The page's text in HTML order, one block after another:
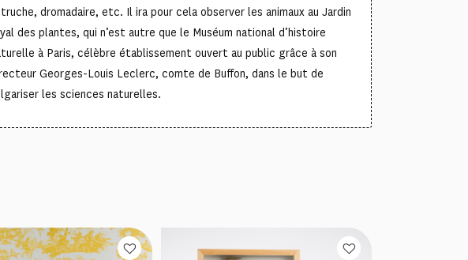
dromadaire, etc. Il ira pour cela observer les animaux au Jardin
des plantes, qui n’est autre que le Muséum national d’histoire
à Paris, célèbre établissement ouvert au public grâce à son
Georges-Louis Leclerc, comte de Buffon, dans le but de
les sciences naturelles.